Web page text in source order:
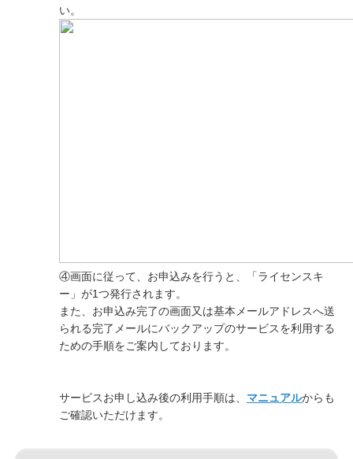
い。
④画面に従って、お申込みを行うと、「ライセンスキ
ー」が1つ発行されます。
また、お申込み完了の画面又は基本メールアドレスへ送
られる完了メールにバックアップのサービスを利用する
ための手順をご案内しております。
サービスお申し込み後の利用手順は、 マニュアルからも
ご確認いただけます。